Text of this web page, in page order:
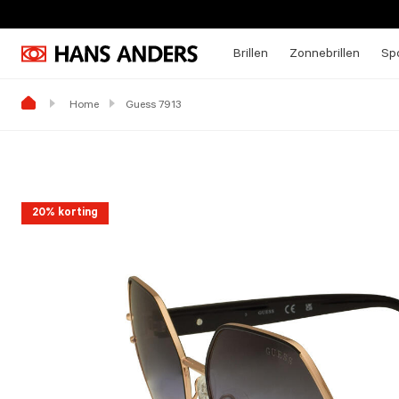
Brillen Zonnebrillen
Home Guess 7913
20% korting